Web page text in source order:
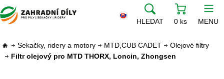
HLEDAT 0 ks MENU
Sekačky, ridery a motory MTD,CUB CADET
Olejové filtry
Filtr olejový pro MTD THORX, Loncin, Zhongsen